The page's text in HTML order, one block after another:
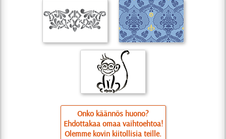
Onko käännös huono?
Ehdottakaa omaa vaihtoehtoa!
Olemme kovin kiitollisia teille.